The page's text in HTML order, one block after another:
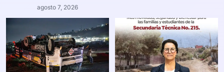
agosto 7, 2026